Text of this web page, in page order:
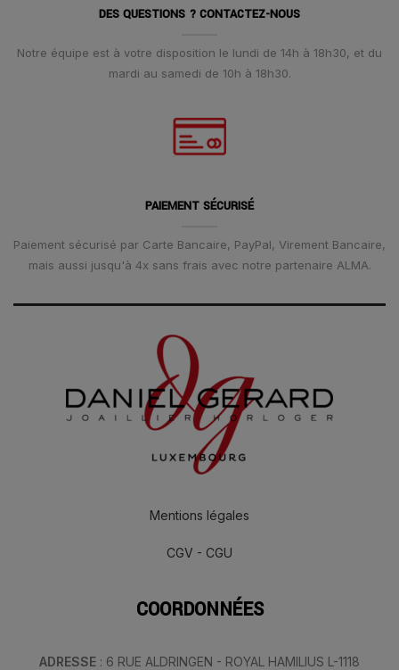
DES QUESTIONS ? CONTACTEZ-NOUS
Notre équipe est à votre disposition le lundi de 14h à 18h30, et du
mardi au samedi de 10h à 18h30.
PAIEMENT SÉCURISÉ
Paiement sécurisé par Carte Bancaire, PayPal, Virement Bancaire,
mais aussi jusqu'à 4x sans frais avec notre partenaire ALMA.
Mentions légales
CGV - CGU
COORDONNÉES
ADRESSE : 6 RUE ALDRINGEN - ROYAL HAMILIUS L-1118